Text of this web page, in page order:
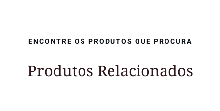
ENCONTRE OS PRODUTOS QUE PROCURA
Produtos Relacionados